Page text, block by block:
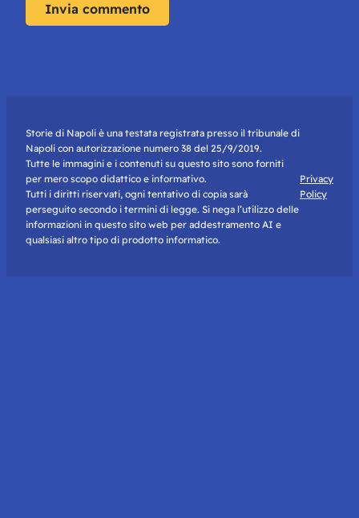
Storie di Napoli è una testata registrata presso il tribunale di
Napoli con autorizzazione numero 38 del 25/9/2019.
Tutte le immagini e i contenuti su questo sito sono forniti
per mero scopo didattico e informativo.
Tutti i diritti riservati, ogni tentativo di copia sarà
perseguito secondo i termini di legge. Si nega l’utilizzo delle
informazioni in questo sito web per addestramento AI e
qualsiasi altro tipo di prodotto informatico.
Privacy
Policy